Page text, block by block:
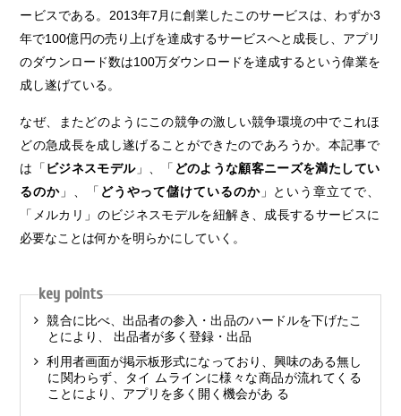
ービスである。2013年7月に創業したこのサービスは、わずか3
年で100億円の売り上げを達成するサービスへと成長し、アプリ
のダウンロード数は100万ダウンロードを達成するという偉業を
成し遂げている。
なぜ、またどのようにこの競争の激しい競争環境の中でこれほ
どの急成長を成し遂げることができたのであろうか。本記事で
は「 ビジネスモデル」、「 どのような顧客ニーズを満たしてい
るのか 」、「 どうやって儲けているのか」という章立てで、
「メルカリ」のビジネスモデルを紐解き、成長するサービスに
必要なことは何かを明らかにしていく。
key points
競合に比べ、出品者の参入・出品のハードルを下げたこ
とにより、 出品者が多く登録・出品
利用者画面が掲示板形式になっており、興味のある無し
に関わらず、タイ ムラインに様々な商品が流れてくる
ことにより、アプリを多く開く機会があ る